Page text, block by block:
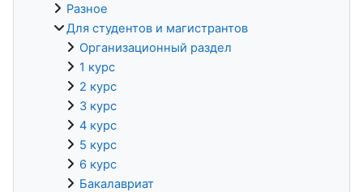
Разное
Для студентов и магистрантов
Организационный раздел
1 курс
2 курс
3 курс
4 курс
5 курс
6 курс
Бакалавриат